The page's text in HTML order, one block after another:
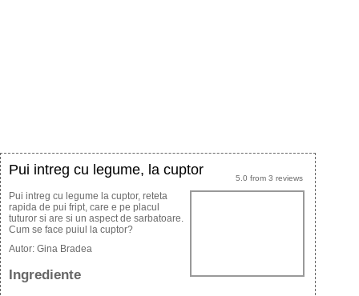
5.0 from 3 reviews
Pui intreg cu legume, la cuptor
Pui intreg cu legume la cuptor, reteta
rapida de pui fript, care e pe placul
tuturor si are si un aspect de sarbatoare.
Cum se face puiul la cuptor?
Autor: Gina Bradea
Ingrediente